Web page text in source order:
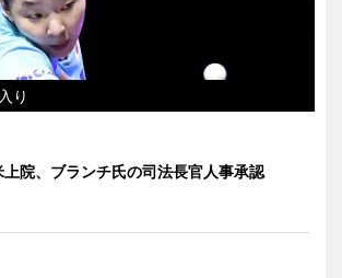
り
上院、ブランチ氏の司法長官人事承認